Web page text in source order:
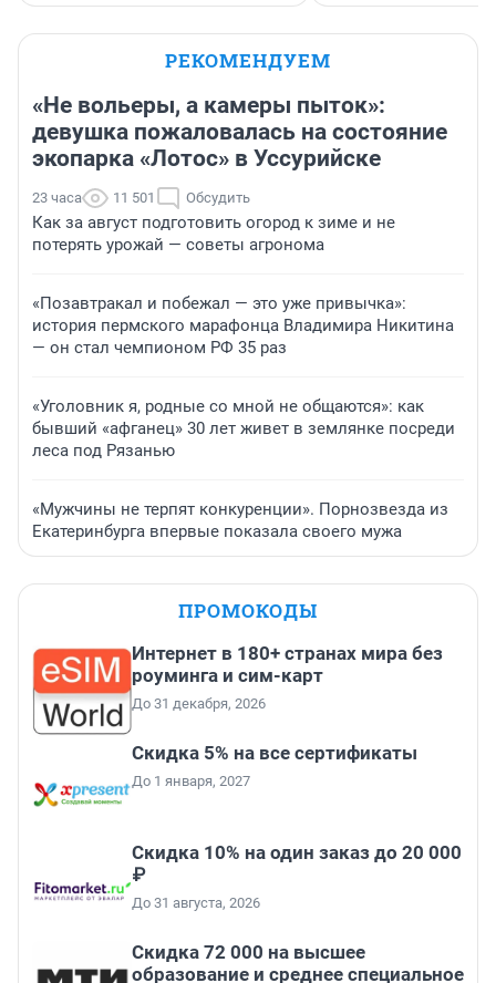
РЕКОМЕНДУЕМ
«Не вольеры, а камеры пыток»:
девушка пожаловалась на состояние
экопарка «Лотос» в Уссурийске
23 часа 11 501 Обсудить
Как за август подготовить огород к зиме и не
потерять урожай — советы агронома
«Позавтракал и побежал — это уже привычка»:
история пермского марафонца Владимира Никитина
— он стал чемпионом РФ 35 раз
«Уголовник я, родные со мной не общаются»: как
бывший «афганец» 30 лет живет в землянке посреди
леса под Рязанью
«Мужчины не терпят конкуренции». Порнозвезда из
Екатеринбурга впервые показала своего мужа
ПРОМОКОДЫ
Интернет в 180+ странах мира без
роуминга и сим-карт
До 31 декабря, 2026
Скидка 5% на все сертификаты
До 1 января, 2027
Скидка 10% на один заказ до 20 000
₽
До 31 августа, 2026
Скидка 72 000 на высшее
образование и среднее специальное